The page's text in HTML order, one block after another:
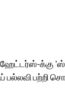
க்கு
பல்லவி பற்றி